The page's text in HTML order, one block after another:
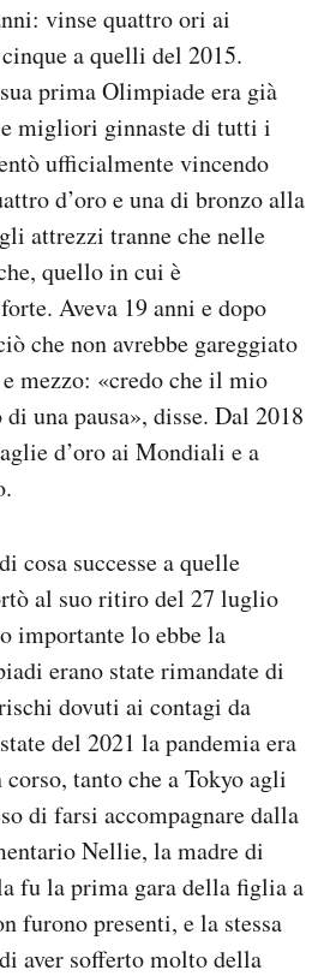
vinse quattro ori ai
a quelli del 2015.
prima Olimpiade era già
migliori ginnaste di tutti i
ufficialmente vincendo
d’oro e una di bronzo alla
attrezzi tranne che nelle
quello in cui è
Aveva 19 anni e dopo
che non avrebbe gareggiato
mezzo: «credo che il mio
una pausa», disse. Dal 2018
d’oro ai Mondiali e a
cosa successe a quelle
al suo ritiro del 27 luglio
importante lo ebbe la
erano state rimandate di
dovuti ai contagi da
del 2021 la pandemia era
tanto che a Tokyo agli
di farsi accompagnare dalla
Nellie, la madre di
fu la prima gara della figlia a
furono presenti, e la stessa
aver sofferto molto della